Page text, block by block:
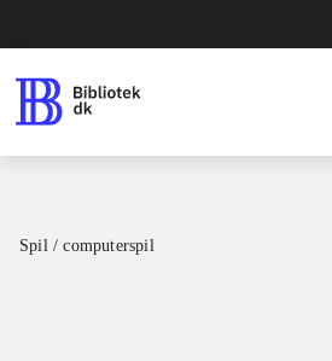
Spil / computerspil